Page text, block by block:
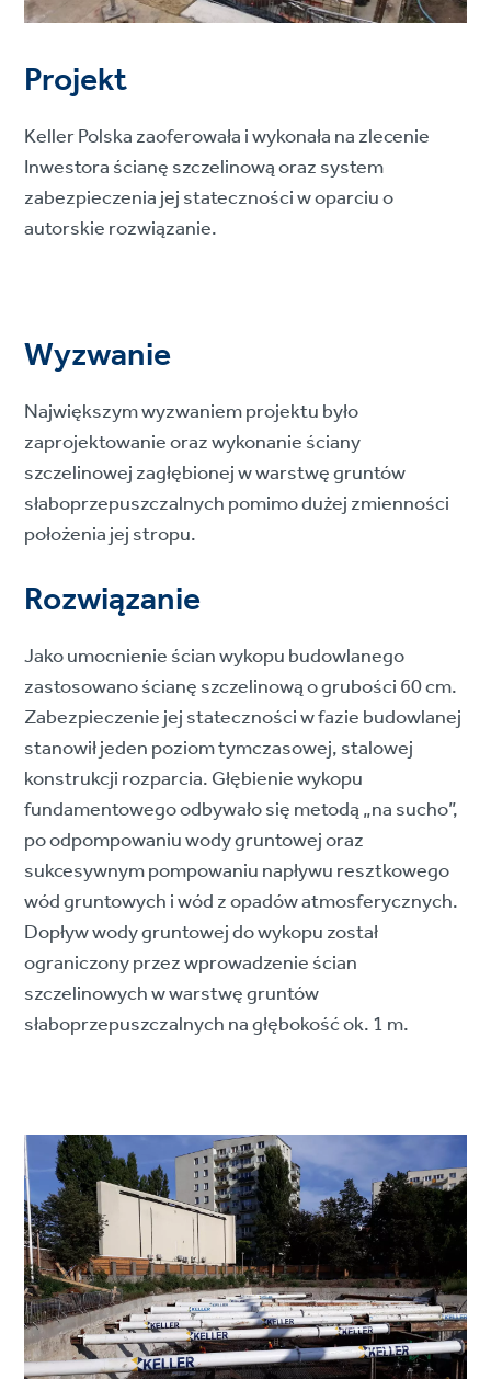
Projekt
Keller Polska zaoferowała i wykonała na zlecenie
Inwestora ścianę szczelinową oraz system
zabezpieczenia jej stateczności w oparciu o
autorskie rozwiązanie.
Wyzwanie
Największym wyzwaniem projektu było
zaprojektowanie oraz wykonanie ściany
szczelinowej zagłębionej w warstwę gruntów
słaboprzepuszczalnych pomimo dużej zmienności
położenia jej stropu.
Rozwiązanie
Jako umocnienie ścian wykopu budowlanego
zastosowano ścianę szczelinową o grubości 60 cm.
Zabezpieczenie jej stateczności w fazie budowlanej
stanowił jeden poziom tymczasowej, stalowej
konstrukcji rozparcia. Głębienie wykopu
fundamentowego odbywało się metodą „na sucho”,
po odpompowaniu wody gruntowej oraz
sukcesywnym pompowaniu napływu resztkowego
wód gruntowych i wód z opadów atmosferycznych.
Dopływ wody gruntowej do wykopu został
ograniczony przez wprowadzenie ścian
szczelinowych w warstwę gruntów
słaboprzepuszczalnych na głębokość ok. 1 m.